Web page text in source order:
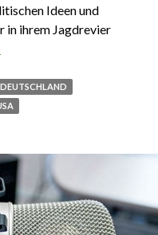
Ideen und
in ihrem Jagdrevier
Wichtigste aus Polen
2021